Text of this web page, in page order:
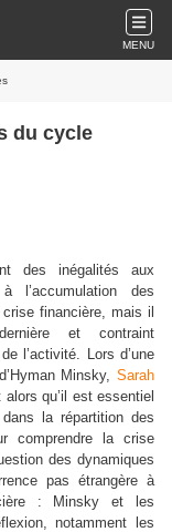
MENU
du cycle
des inégalités aux
l’accumulation des
financière, mais il
et contraint
l’activité. Lors d’une
Minsky, Sarah
qu’il est essentiel
la répartition des
comprendre la crise
des dynamiques
pas étrangère à
: Minsky et les
notamment les